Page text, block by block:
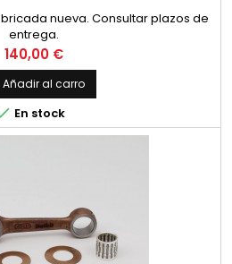
nueva. Consultar plazos de
entrega.
Precio
140,00 €
Añadir al carro
En stock